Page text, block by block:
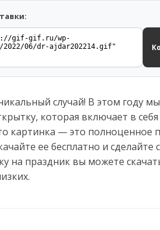
случай! В этом году
которая включает в
картинка — это полноценное
ее бесплатно и
на праздник вы можете